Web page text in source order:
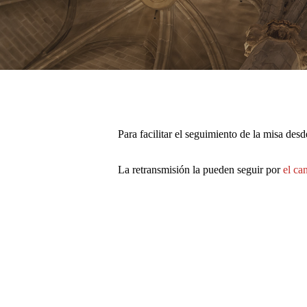
Pulsa enter para buscar o ESC para cerrar
Para facilitar el seguimiento de la misa
La retransmisión la pueden seguir porel